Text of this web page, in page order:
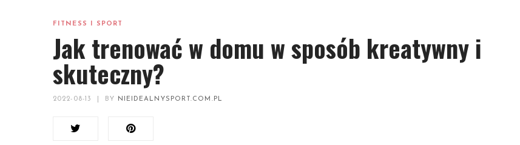
FITNESS I SPORT
Jak trenować w domu w sposób kreatywny i
skuteczny?
2022-08-13 BY NIEIDEALNYSPORT.COM.PL